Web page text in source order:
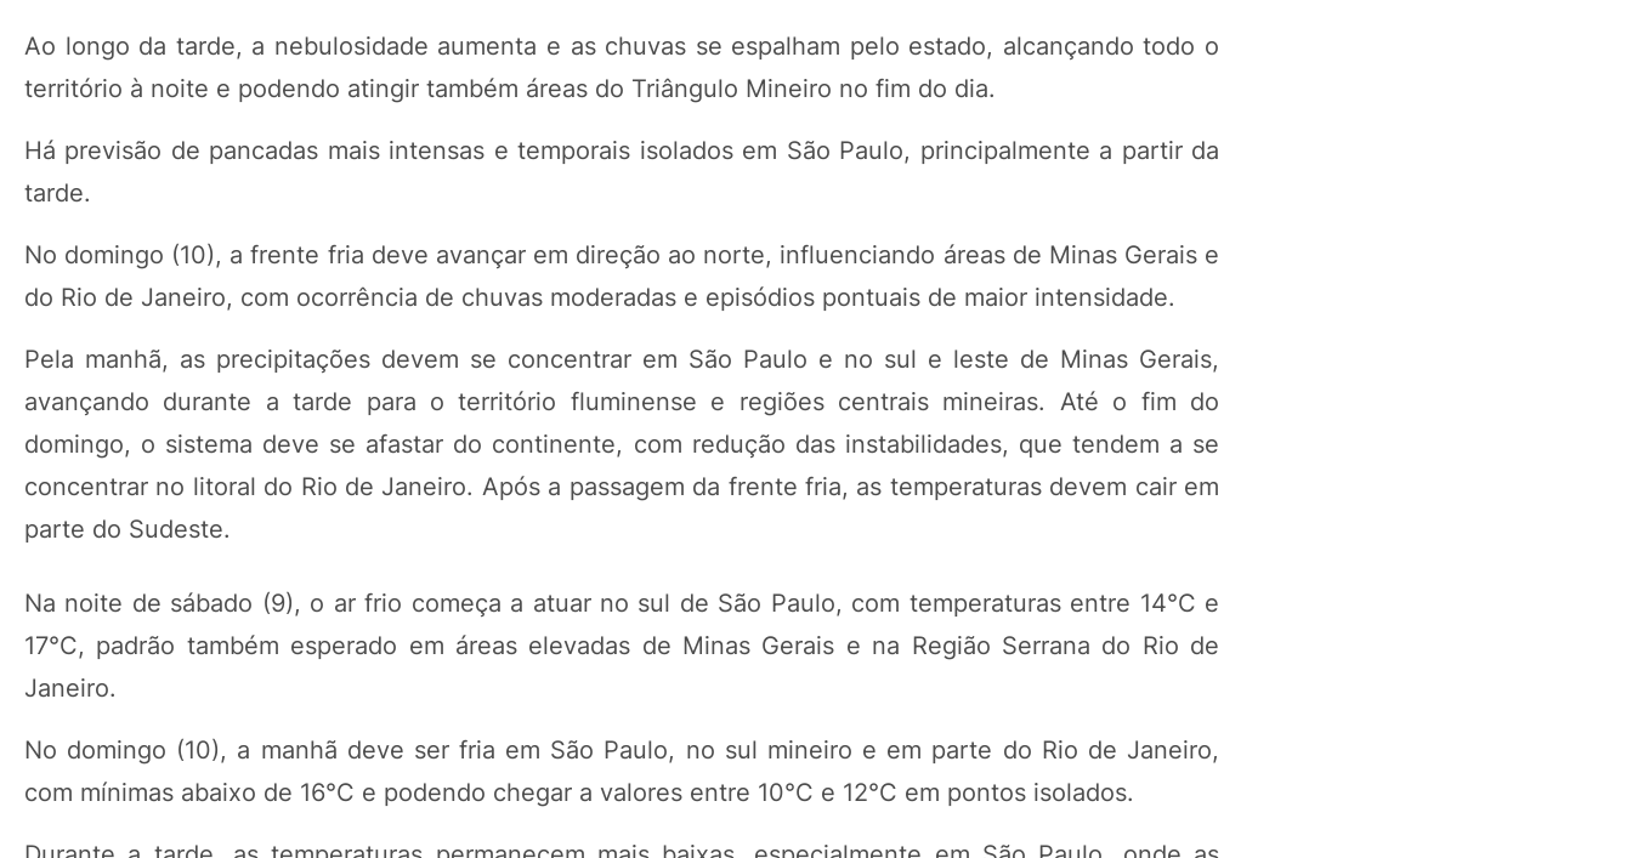
Ao longo da tarde, a nebulosidade aumenta e as chuvas se espalham pelo estado, alcançando todo o
território à noite e podendo atingir também áreas do Triângulo Mineiro no fim do dia.
Há previsão de pancadas mais intensas e temporais isolados em São Paulo, principalmente a partir da
tarde.
No domingo (10), a frente fria deve avançar em direção ao norte, influenciando áreas de Minas Gerais e
do Rio de Janeiro, com ocorrência de chuvas moderadas e episódios pontuais de maior intensidade.
Pela manhã, as precipitações devem se concentrar em São Paulo e no sul e leste de Minas Gerais,
avançando durante a tarde para o território fluminense e regiões centrais mineiras. Até o fim do
domingo, o sistema deve se afastar do continente, com redução das instabilidades, que tendem a se
concentrar no litoral do Rio de Janeiro. Após a passagem da frente fria, as temperaturas devem cair em
parte do Sudeste.
Na noite de sábado (9), o ar frio começa a atuar no sul de São Paulo, com temperaturas entre 14°C e
17°C, padrão também esperado em áreas elevadas de Minas Gerais e na Região Serrana do Rio de
Janeiro.
No domingo (10), a manhã deve ser fria em São Paulo, no sul mineiro e em parte do Rio de Janeiro,
com mínimas abaixo de 16°C e podendo chegar a valores entre 10°C e 12°C em pontos isolados.